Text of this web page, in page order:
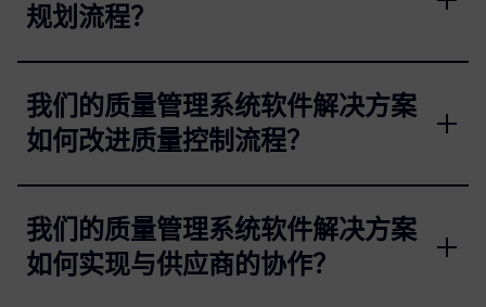
规划流程？
我们的质量管理系统软件解决方案
如何改进质量控制流程？
我们的质量管理系统软件解决方案
如何实现与供应商的协作？